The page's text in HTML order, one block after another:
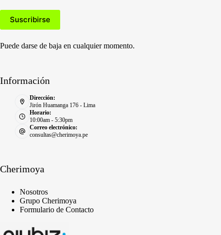
Puede darse de baja en cualquier momento.
Información
Dirección:
Jirón Huamanga 176 - Lima
Horario:
10:00am - 5:30pm
Correo electrónico:
consultas@cherimoya.pe
Cherimoya
Nosotros
Grupo Cherimoya
Formulario de Contacto